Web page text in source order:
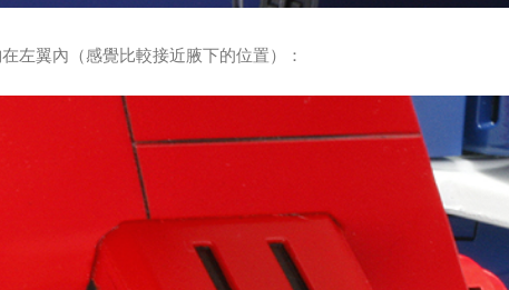
左翼內（感覺比較接近腋下的位置）：